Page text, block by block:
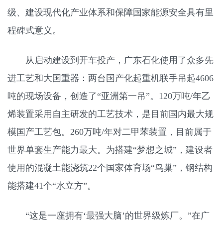
级、建设现代化产业体系和保障国家能源安全具有里
程碑式意义。
从启动建设到开车投产，广东石化使用了众多先
进工艺和大国重器：两台国产化起重机联手吊起4606
吨的现场设备，创造了“亚洲第一吊”。120万吨/年乙
烯装置采用自主研发的工艺技术，是目前国内最大规
模国产工艺包。260万吨/年对二甲苯装置，目前属于
世界单套生产能力最大。为搭建“梦想之城”，建设者
使用的混凝土能浇筑22个国家体育场“鸟巢”，钢结构
能搭建41个“水立方”。
“这是一座拥有‘最强大脑’的世界级炼厂。”在广